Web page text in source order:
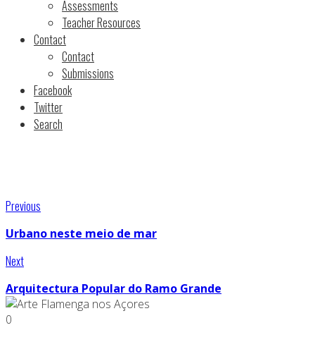
Assessments
Teacher Resources
Contact
Contact
Submissions
Facebook
Twitter
Search
Previous
Urbano neste meio de mar
Next
Arquitectura Popular do Ramo Grande
0